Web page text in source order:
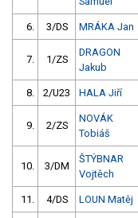
6. 3/DS MRÁKA Jan
7. 1/ZS
DRAGON
Jakub
8. 2/U23 HALA Jiří
9. 2/ZS
NOVÁK
Tobiáš
10. 3/DM
ŠTÝBNAR
Vojtěch
11. 4/DS LOUN Matěj